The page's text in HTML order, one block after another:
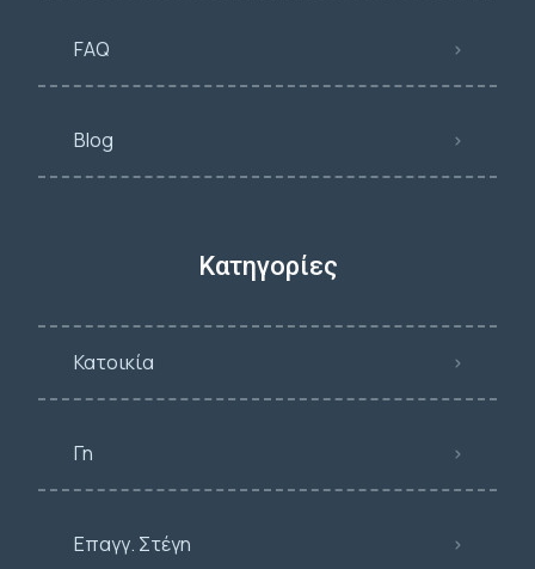
FAQ
Blog
Κατηγορίες
Κατοικία
Γη
Επαγγ. Στέγη